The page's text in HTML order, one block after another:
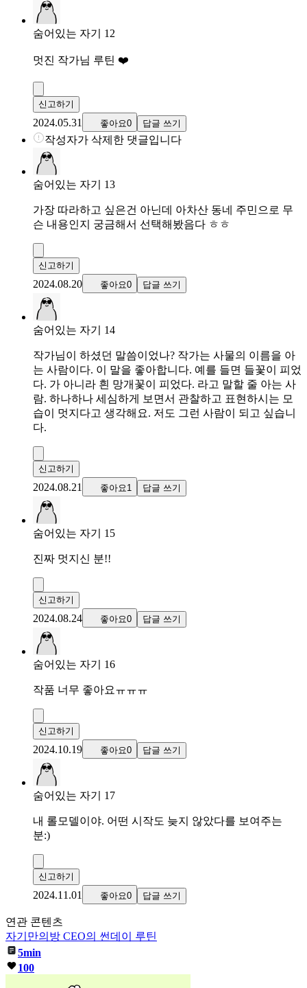
숨어있는 자기 12
멋진 작가님 루틴 ❤️
신고하기
2024.05.31 좋아요0 답글 쓰기
작성자가 삭제한 댓글입니다
숨어있는 자기 13
가장 따라하고 싶은건 아닌데 아차산 동네 주민으로 무
슨 내용인지 궁금해서 선택해봤음다 ㅎㅎ
신고하기
2024.08.20 좋아요0 답글 쓰기
숨어있는 자기 14
작가님이 하셨던 말씀이었나? 작가는 사물의 이름을 아
는 사람이다. 이 말을 좋아합니다. 예를 들면 들꽃이 피었
다. 가 아니라 흰 망개꽃이 피었다. 라고 말할 줄 아는 사
람. 하나하나 세심하게 보면서 관찰하고 표현하시는 모
습이 멋지다고 생각해요. 저도 그런 사람이 되고 싶습니
다.
신고하기
2024.08.21 좋아요1 답글 쓰기
숨어있는 자기 15
진짜 멋지신 분!!
신고하기
2024.08.24 좋아요0 답글 쓰기
숨어있는 자기 16
작품 너무 좋아요ㅠㅠㅠ
신고하기
2024.10.19 좋아요0 답글 쓰기
숨어있는 자기 17
내 롤모델이야. 어떤 시작도 늦지 않았다를 보여주는
분:)
신고하기
2024.11.01 좋아요0 답글 쓰기
연관 콘텐츠
자기만의방 CEO의 썬데이 루틴
5min
100